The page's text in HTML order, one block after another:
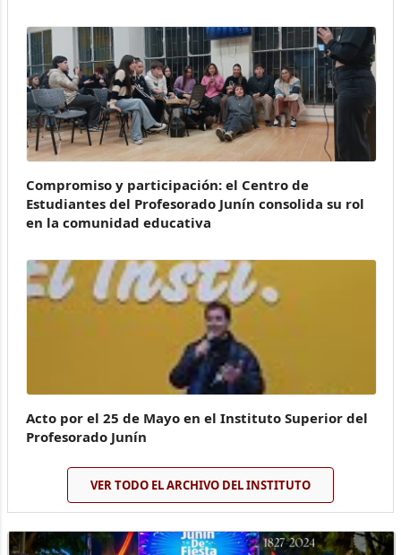
Compromiso y participación: el Centro de
Estudiantes del Profesorado Junín consolida su rol
en la comunidad educativa
Acto por el 25 de Mayo en el Instituto Superior del
Profesorado Junín
VER TODO EL ARCHIVO DEL INSTITUTO